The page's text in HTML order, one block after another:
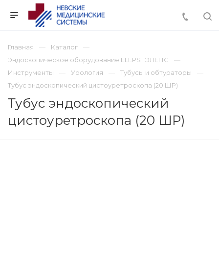
Главная
Каталог
Эндоскопическое оборудование ELEPS | ЭЛЕПС
Инструменты
Урология
Тубусы и обтураторы
Тубус эндоскопический цистоуретроскопа (20 ШР)
Тубус эндоскопический
цистоуретроскопа (20 ШР)